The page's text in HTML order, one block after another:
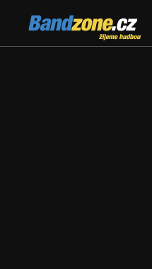
Bandzone.cz
žijeme hudbou